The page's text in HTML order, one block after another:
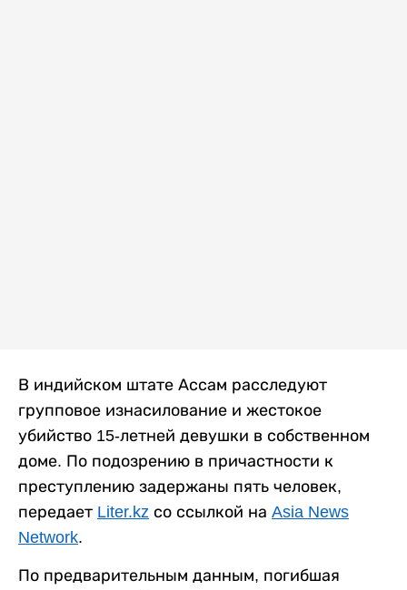
В индийском штате Ассам расследуют
групповое изнасилование и жестокое
убийство 15-летней девушки в собственном
доме. По подозрению в причастности к
преступлению задержаны пять человек,
передает Liter.kz со ссылкой на Asia News
Network.
По предварительным данным, погибшая